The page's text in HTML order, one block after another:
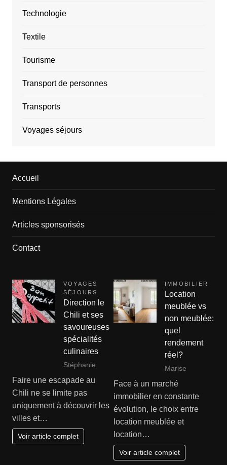
Technologie
Textile
Tourisme
Transport de personnes
Transports
Voyages séjours
Accueil
Mentions Légales
Articles sponsorisés
Contact
VOYAGES
SÉJOURS
Direction le
Chili et ses
savoureuses
spécialités
culinaires
Stéphanie
Faire une escapade au
Chili ne se limite pas
uniquement à découvrir les
villes et…
Voir article complet
IMMOBILIER
Location
meublée vs
non meublée:
quel
rendement
réel?
Marise
Face à un marché
immobilier en constante
évolution, le choix entre
location meublée et
location…
Voir article complet